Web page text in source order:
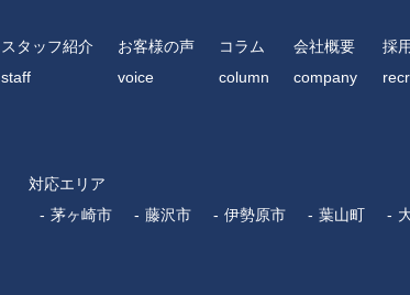
スタッフ紹介
staff
お客様の声
voice
コラム
column
会社概要
company
採
対応エリア
茅ヶ崎市
藤沢市 伊勢原市 葉山町